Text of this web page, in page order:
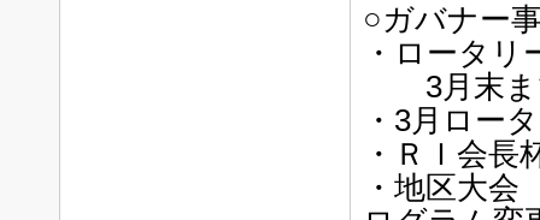
○ガバナー
・ロータ
3月末ま
・3月ロー
・ＲＩ会
・地区大